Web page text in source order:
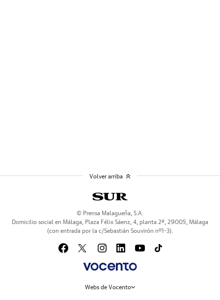
© Prensa Malagueña, S.A.
Domicilio social en Málaga, Plaza Félix Sáenz, 4, planta 2ª, 29005, Málaga
(con entrada por la c/Sebastián Souvirón nº1-3).
Webs de Vocento
Volver arriba